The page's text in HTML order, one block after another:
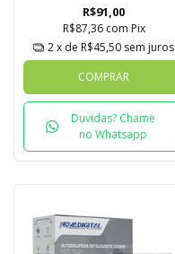
R$91,00
R$87,36 com Pix
2x de R$45,50 sem juros
COMPRAR
Duvidas? Chame
no Whatsapp